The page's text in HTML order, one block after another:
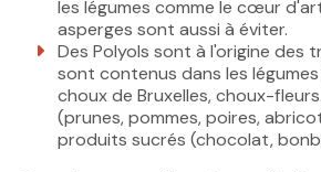
les légumes comme le cœur
asperges sont aussi à éviter.
Des Polyols sont à l'origine des
sont contenus dans les
choux de Bruxelles, choux-
(prunes, pommes, poires,
produits sucrés (chocolat,